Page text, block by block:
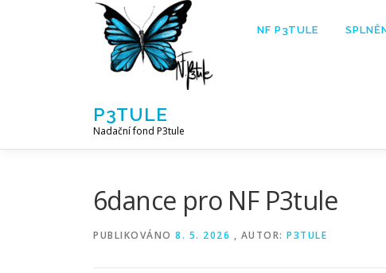
P3TULE
Nadační fond P3tule
NF P3TULE
6dance pro NF P3tule
PUBLIKOVÁNO 8. 5. 2026 , AUTOR: P3TULE